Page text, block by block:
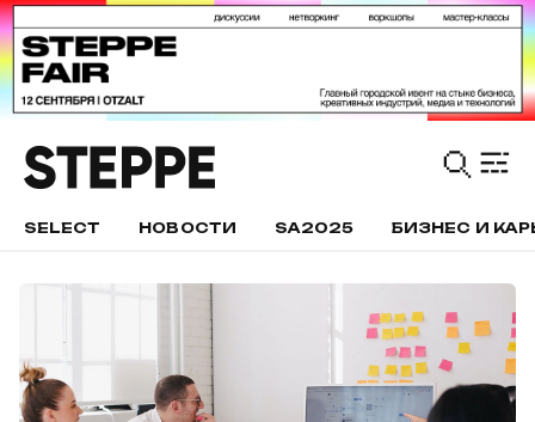
SELECT НОВОСТИ SA2025 БИЗНЕС И